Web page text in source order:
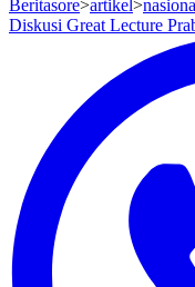
Beritasore>artikel>
Diskusi Great Lecture